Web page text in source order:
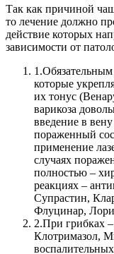
Так как причиной
то лечение должно
действие которых
зависимости от
1.Обязательным
которые
их тонус
варикоза
введение в
пораженный
применение
случаях
полностью –
реакциях –
Супрастин,
Флуцинар,
2.При грибках
Клотримазол,